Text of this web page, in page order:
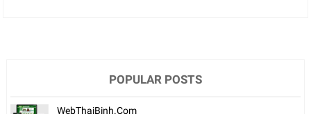
POPULAR POSTS
WebThaiBinh.com